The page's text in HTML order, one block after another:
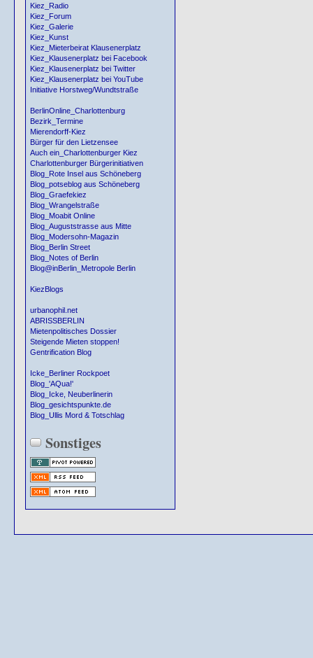
Kiez_Radio
Kiez_Forum
Kiez_Galerie
Kiez_Kunst
Kiez_Mieterbeirat Klausenerplatz
Kiez_Klausenerplatz bei Facebook
Kiez_Klausenerplatz bei Twitter
Kiez_Klausenerplatz bei YouTube
Initiative Horstweg/Wundtstraße
BerlinOnline_Charlottenburg
Bezirk_Termine
Mierendorff-Kiez
Bürger für den Lietzensee
Auch ein_Charlottenburger Kiez
Charlottenburger Bürgerinitiativen
Blog_Rote Insel aus Schöneberg
Blog_potseblog aus Schöneberg
Blog_Graefekiez
Blog_Wrangelstraße
Blog_Moabit Online
Blog_Auguststrasse aus Mitte
Blog_Modersohn-Magazin
Blog_Berlin Street
Blog_Notes of Berlin
Blog@inBerlin_Metropole Berlin
KiezBlogs
urbanophil.net
ABRISSBERLIN
Mietenpolitisches Dossier
Steigende Mieten stoppen!
Gentrification Blog
Icke_Berliner Rockpoet
Blog_'AQua!'
Blog_Icke, Neuberlinerin
Blog_gesichtspunkte.de
Blog_Ullis Mord & Totschlag
Sonstiges